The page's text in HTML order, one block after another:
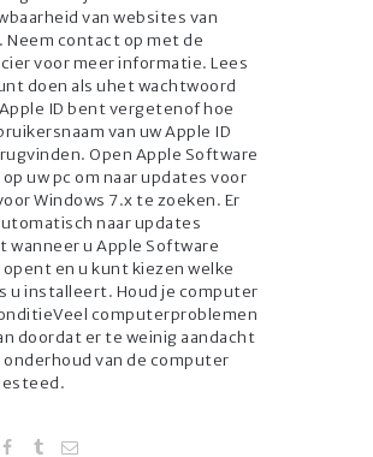
van websites van
Neem contact op met de
voor meer informatie. Lees
doen als uhet wachtwoord
ID bent vergetenof hoe
van uw Apple ID
Open Apple Software
uw pc om naar updates voor
Windows 7.x te zoeken. Er
naar updates
wanneer u Apple Software
en u kunt kiezen welke
u installeert. Houd je computer
computerproblemen
doordat er te weinig aandacht
onderhoud van de computer